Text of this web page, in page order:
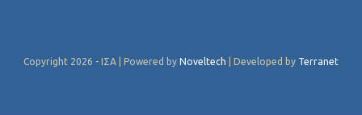
Copyright 2026 - ΙΣΑ | Powered by Noveltech | Developed by Terranet